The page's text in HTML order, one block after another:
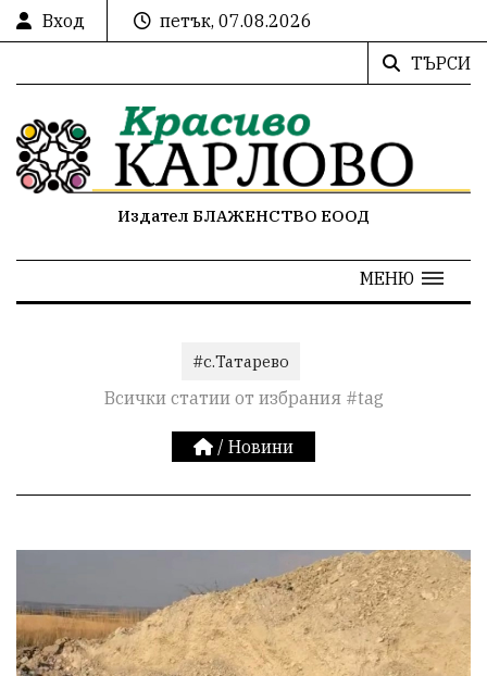
Вход
петък, 07.08.2026
ТЪРСИ
Издател БЛАЖЕНСТВО ЕООД
МЕНЮ
#с.Татарево
Всички статии от избрания #tag
/ Новини